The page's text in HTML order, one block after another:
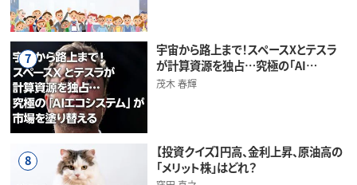
7
宇宙から路上まで！スペースXとテスラ
が計算資源を独占…究極の「AI…
茂木 春輝
8
【投資クイズ】円高、金利上昇、原油高の
「メリット株」はどれ？